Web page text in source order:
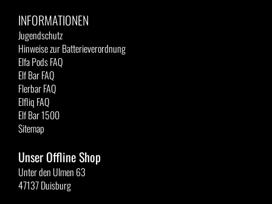
INFORMATIONEN
Jugendschutz
Hinweise zur Batterieverordnung
Elfa Pods FAQ
Elf Bar FAQ
Flerbar FAQ
Elfliq FAQ
Elf Bar 1500
Sitemap
Unser Offline Shop
Unter den Ulmen 63
47137 Duisburg